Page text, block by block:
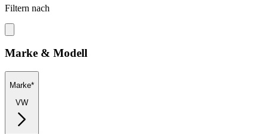
Filtern nach
Marke & Modell
Marke*
VW